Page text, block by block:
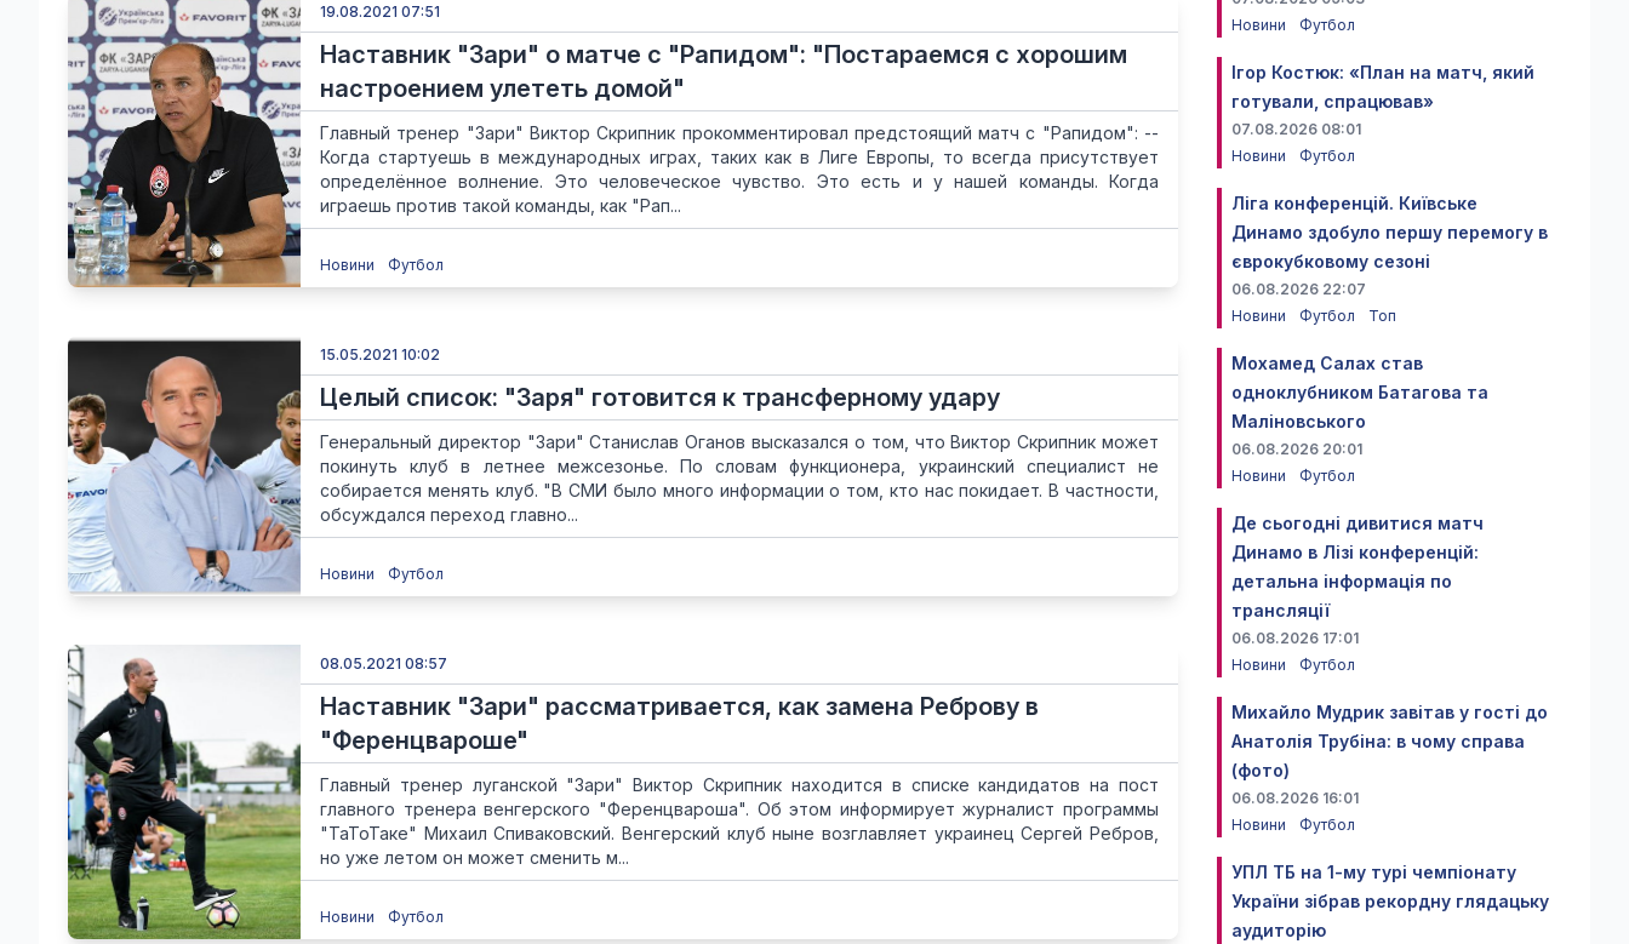
19.08.2021 07:51
Наставник "Зари" о матче с "Рапидом": "Постараемся с хорошим
настроением улететь домой"
Главный тренер "Зари" Виктор Скрипник прокомментировал предстоящий матч с "Рапидом": --
Когда стартуешь в международных играх, таких как в Лиге Европы, то всегда присутствует
определённое волнение. Это человеческое чувство. Это есть и у нашей команды. Когда
играешь против такой команды, как "Рап...
Новини Футбол
15.05.2021 10:02
Целый список: "Заря" готовится к трансферному удару
Генеральный директор "Зари" Станислав Оганов высказался о том, что Виктор Скрипник может
покинуть клуб в летнее межсезонье. По словам функционера, украинский специалист не
собирается менять клуб. "В СМИ было много информации о том, кто нас покидает. В частности,
обсуждался переход главно...
Новини Футбол
08.05.2021 08:57
Наставник "Зари" рассматривается, как замена Реброву в
"Ференцвароше"
Главный тренер луганской "Зари" Виктор Скрипник находится в списке кандидатов на пост
главного тренера венгерского "Ференцвароша". Об этом информирует журналист программы
"ТаТоТаке" Михаил Спиваковский. Венгерский клуб ныне возглавляет украинец Сергей Ребров,
но уже летом он может сменить м...
Новини Футбол
Новини
Футбол
Ігор Костюк: «План на матч, який
готували, спрацював»
07.08.2026 08:01
Новини
Футбол
Ліга конференцій. Київське
Динамо здобуло першу перемогу в
єврокубковому сезоні
06.08.2026 22:07
Новини
Футбол Топ
Мохамед Салах став
одноклубником Батагова та
Маліновського
06.08.2026 20:01
Новини
Футбол
Де сьогодні дивитися матч
Динамо в Лізі конференцій:
детальна інформація по
трансляції
06.08.2026 17:01
Новини
Футбол
Михайло Мудрик завітав у гості до
Анатолія Трубіна: в чому справа
(фото)
06.08.2026 16:01
Новини
Футбол
УПЛ ТБ на 1-му турі чемпіонату
України зібрав рекордну глядацьку
аудиторію